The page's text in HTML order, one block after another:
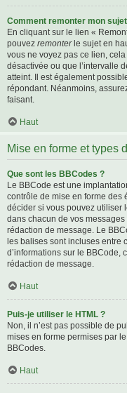
Comment remonter mon
En cliquant sur le lien «
pouvez remonterle sujet en
vous ne voyez pas ce lien,
désactivée ou que l’intervalle
atteint. Il est également
répondant. Néanmoins,
faisant.
Haut
Mise en forme et types
Que sont les BBCodes ?
Le BBCode est une
contrôle de mise en forme des
décider si vous pouvez utiliser
dans chacun de vos
rédaction de message. Le
les balises sont incluses entre
d’informations sur le BBCode,
rédaction de message.
Haut
Puis-je utiliser le HTML ?
Non, il n’est pas possible de
mises en forme permises par
BBCodes.
Haut